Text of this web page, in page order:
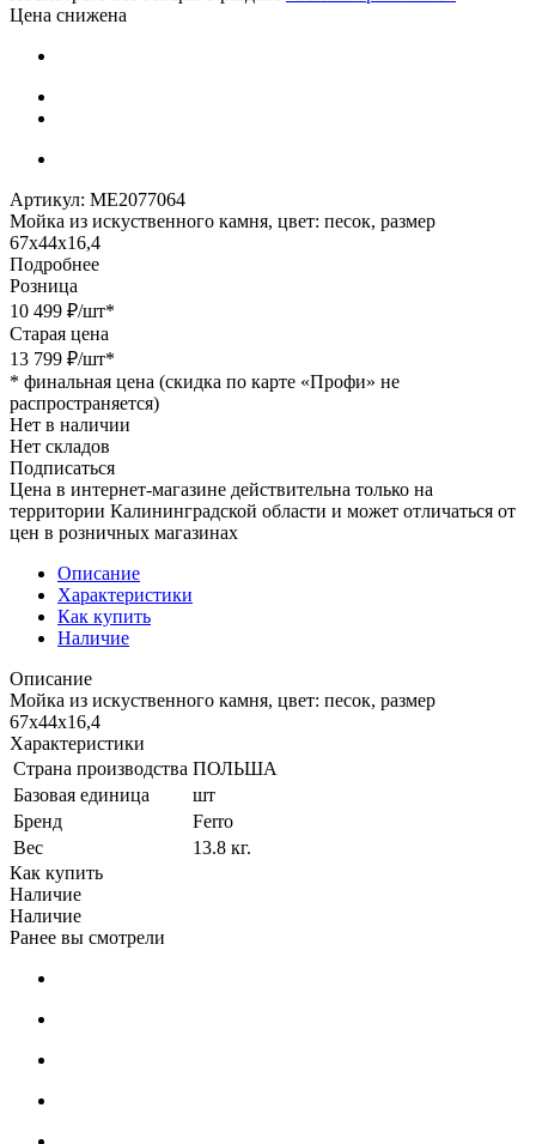
Цена снижена
Артикул: МЕ2077064
Мойка из искуственного камня, цвет: песок, размер
67х44х16,4
Подробнее
Розница
10 499 ₽/шт*
Старая цена
13 799 ₽/шт*
* финальная цена (скидка по карте «Профи» не
распространяется)
Нет в наличии
Нет складов
Подписаться
Цена в интернет-магазине действительна только на
территории Калининградской области и может отличаться от
цен в розничных магазинах
Описание
Характеристики
Как купить
Наличие
Описание
Мойка из искуственного камня, цвет: песок, размер
67х44х16,4
Характеристики
Страна производства ПОЛЬША
Базовая единица
шт
Бренд
Ferro
Вес
13.8 кг.
Как купить
Наличие
Наличие
Ранее вы смотрели